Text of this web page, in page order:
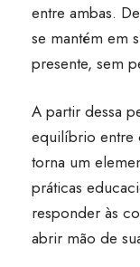
entre ambas.
se mantém em
presente, sem
A partir dessa
equilíbrio entre
torna um
práticas
responder às
abrir mão de